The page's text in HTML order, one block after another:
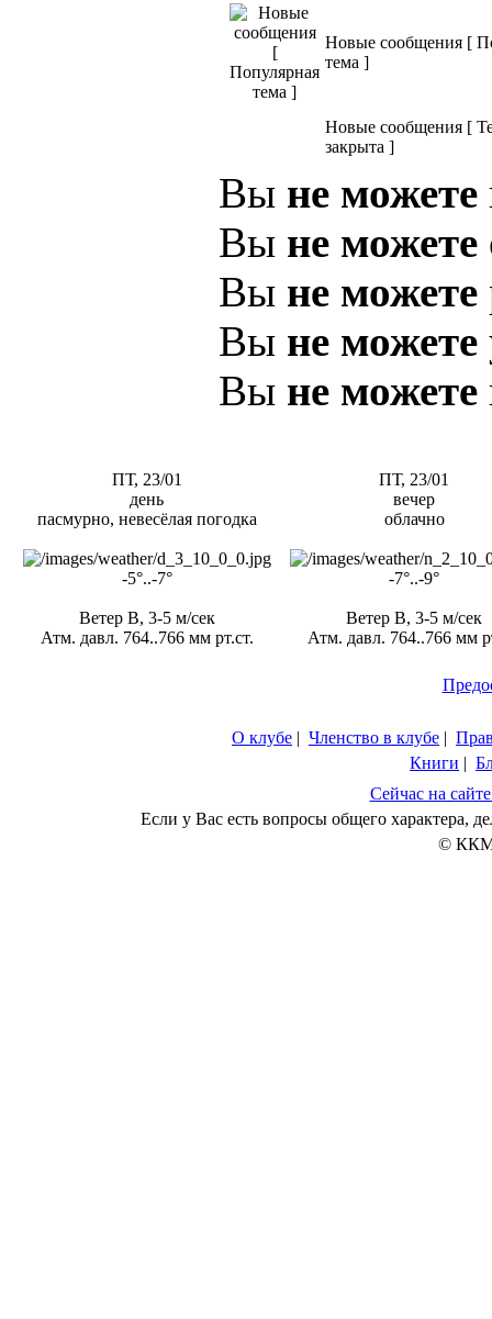
Новые сообщения [
тема ]
Новые сообщения [
закрыта ]
Вы не можете
Вы не можете
Вы не можете
Вы не можете
Вы не можете
ПТ, 23/01
день
пасмурно, невесёлая погодка
-5°..-7°
Ветер В, 3-5 м/сек
Атм. давл. 764..766 мм рт.ст.
ПТ, 23/01
вечер
облачно
-7°..-9°
Ветер В, 3-5 м/сек
Атм. давл. 764..766 мм
О клубе | Членство в клубе |
Книги |
Сейчас на
Если у Вас есть вопросы общего характера,
© ККМ